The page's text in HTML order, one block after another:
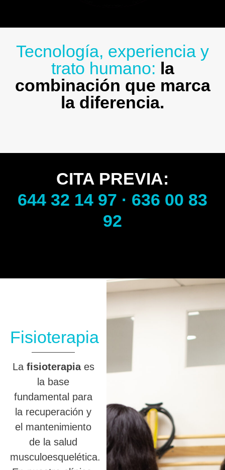
Tecnología, experiencia y
trato humano: la
combinación que marca
la diferencia.
CITA PREVIA:
644 32 14 97 · 636 00 83
92
Fisioterapia
La fisioterapiaes
la base
fundamental para
la recuperación y
el mantenimiento
de la salud
musculoesquelética.